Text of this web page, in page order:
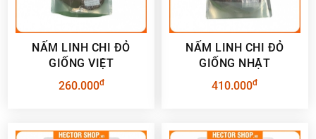
NẤM LINH CHI ĐỎ
GIỐNG VIỆT
260.000đ
NẤM LINH CHI ĐỎ
GIỐNG NHẬT
410.000đ